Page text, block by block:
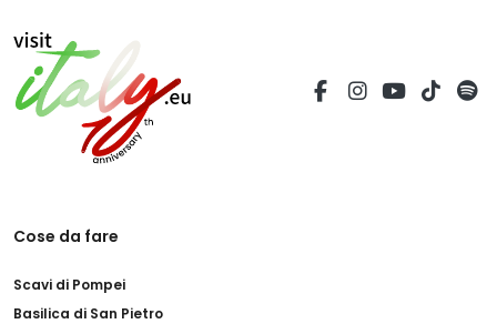
Cose da fare
Scavi di Pompei
Basilica di San Pietro